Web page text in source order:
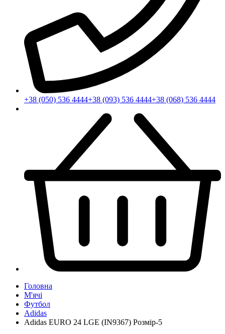
+38 (050) 536 4444+38 (093) 536 4444+38 (068) 536 4444
Головна
М'ячі
Футбол
Adidas
Adidas EURO 24 LGE (IN9367) Розмір-5